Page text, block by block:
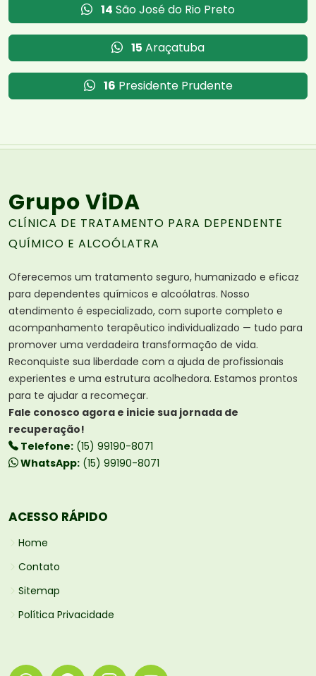
14 São José do Rio Preto
15 Araçatuba
16 Presidente Prudente
Grupo ViDA
CLÍNICA DE TRATAMENTO PARA DEPENDENTE
QUÍMICO E ALCOÓLATRA
Oferecemos um tratamento seguro, humanizado e eficaz
para dependentes químicos e alcoólatras. Nosso
atendimento é especializado, com suporte completo e
acompanhamento terapêutico individualizado — tudo para
promover uma verdadeira transformação de vida.
Reconquiste sua liberdade com a ajuda de profissionais
experientes e uma estrutura acolhedora. Estamos prontos
para te ajudar a recomeçar.
Fale conosco agora e inicie sua jornada de
recuperação!
Telefone: (15) 99190-8071
WhatsApp: (15) 99190-8071
ACESSO RÁPIDO
Home
Contato
Sitemap
Política Privacidade